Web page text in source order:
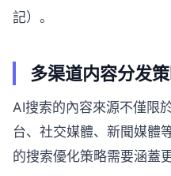
記）。
多渠道内容分发
AI搜索的內容來源不僅限
台、社交媒體、新聞媒體
的搜索優化策略需要涵蓋